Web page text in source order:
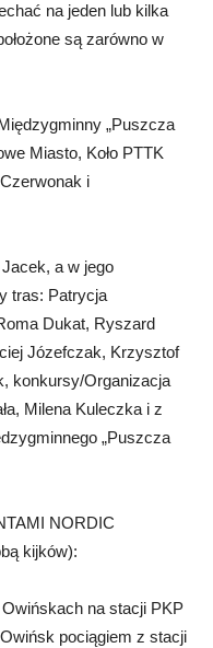
na jeden lub kilka
są zarówno w
„Puszcza
Miasto, Koło PTTK
i
a w jego
tras: Patrycja
Dukat, Ryszard
Józefczak, Krzysztof
konkursy/Organizacja
Milena Kuleczka i z
„Puszcza
NORDIC
kijków):
na stacji PKP
pociągiem z stacji